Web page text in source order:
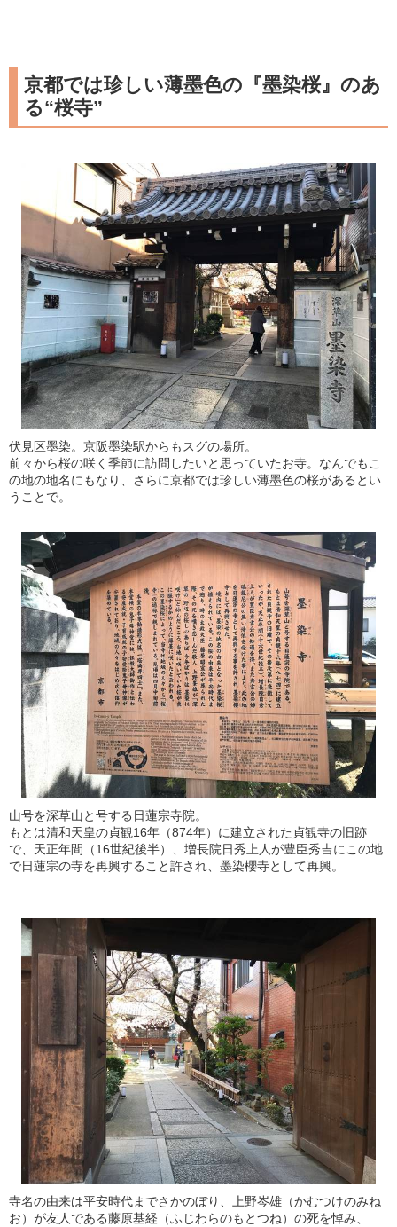
京都では珍しい薄墨色の『墨染桜』のあ
る“桜寺”
伏見区墨染。京阪墨染駅からもスグの場所。
前々から桜の咲く季節に訪問したいと思っていたお寺。なんでもこ
の地の地名にもなり、さらに京都では珍しい薄墨色の桜があるとい
うことで。
山号を深草山と号する日蓮宗寺院。
もとは清和天皇の貞観16年（874年）に建立された貞観寺の旧跡
で、天正年間（16世紀後半）、増長院日秀上人が豊臣秀吉にこの地
で日蓮宗の寺を再興すること許され、墨染櫻寺として再興。
寺名の由来は平安時代までさかのぼり、上野岑雄（かむつけのみね
お）が友人である藤原基経（ふじわらのもとつね）の死を悼み、